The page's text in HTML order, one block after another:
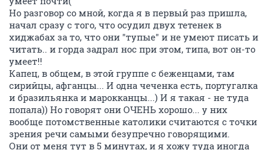
Но разговор со мной, когда я в первый раз пришла,
начал сразу с того, что осудил двух тетенек в
хиджабах за то, что они "тупые" и не умеют писать и
читать.. и горда задрал нос при этом, типа, вот он-то
умеет!!
Капец, в общем, в этой группе с беженцами, там
сирийцы, афганцы... И одна чеченка есть, португалка
и бразильянка и марокканцы...) И я такая - не туда
попала)) Но говорят они ОЧЕНЬ хорошо... у них
вообще потомственные католики считаются с точки
зрения речи самыми безупречно говорящими.
Они от меня тут в 5 минутах, и я хожу туда иногда